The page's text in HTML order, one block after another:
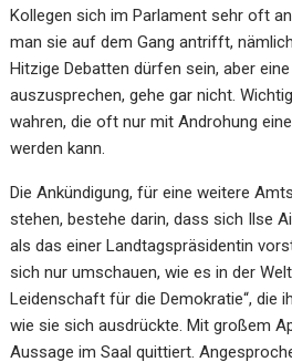
Kollegen sich im Parlament sehr oft
man sie auf dem Gang antrifft,
Hitzige Debatten dürfen sein, aber
auszusprechen, gehe gar nicht.
wahren, die oft nur mit Androhung
werden kann.
Die Ankündigung, für eine weitere
stehen, bestehe darin, dass sich Ilse
als das einer Landtagspräsidentin
sich nur umschauen, wie es in der
Leidenschaft für die Demokratie“, die
wie sie sich ausdrückte. Mit großem
Aussage im Saal quittiert.